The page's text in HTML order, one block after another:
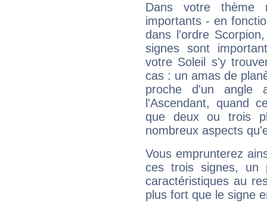
Dans votre thème
importants - en
dans l'ordre
signes sont
votre Soleil s'y
cas : un amas de
proche d'un
l'Ascendant, quand
que deux ou trois
nombreux aspects
Vous emprunterez
ces trois signes, un
caractéristiques au
plus fort que le signe